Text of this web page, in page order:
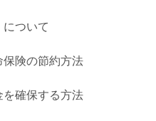
について
保険の節約方法
を確保する方法